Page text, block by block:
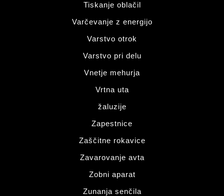
Tiskanje oblačil
Varčevanje z energijo
Varstvo otrok
Varstvo pri delu
Vnetje mehurja
Vrtna uta
žaluzije
Zapestnice
Zaščitne rokavice
Zavarovanje avta
Zobni aparat
Zunanja senčila